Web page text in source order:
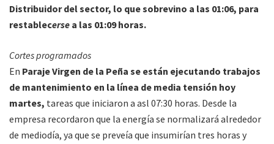
Distribuidor del sector, lo que sobrevino a las 01:06, para
restablecerse a las 01:09 horas.
Cortes programados
En Paraje Virgen de la Peña se están ejecutando trabajos
de mantenimiento en la línea de media tensión hoy
martes, tareas que iniciaron a asl 07:30 horas. Desde la
empresa recordaron que la energía se normalizará alrededor
de mediodía, ya que se preveía que insumirían tres horas y